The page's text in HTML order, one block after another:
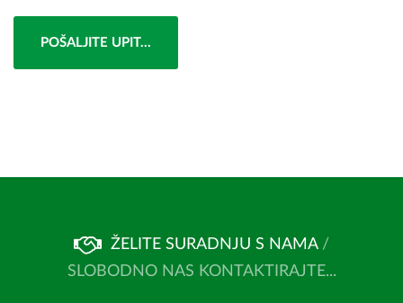
POŠALJITE UPIT...
ŽELITE SURADNJU S NAMA /
SLOBODNO NAS KONTAKTIRAJTE...